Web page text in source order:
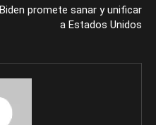
Biden promete sanar y unificar
a Estados Unidos